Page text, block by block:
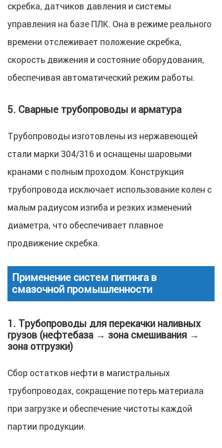
скребка, датчиков давления и системы
управления на базе ПЛК. Она в режиме реального
времени отслеживает положение скребка,
скорость движения и состояние оборудования,
обеспечивая автоматический режим работы.
5. Сварные трубопроводы и арматура
Трубопроводы изготовлены из нержавеющей
стали марки 304/316 и оснащены шаровыми
кранами с полным проходом. Конструкция
трубопровода исключает использование колен с
малым радиусом изгиба и резких изменений
диаметра, что обеспечивает плавное
продвижение скребка.
Применение систем пиггинга в
смазочной промышленности
1. Трубопроводы для перекачки наливных
грузов (нефтебаза → зона смешивания →
зона отгрузки)
Сбор остатков нефти в магистральных
трубопроводах, сокращение потерь материала
при загрузке и обеспечение чистоты каждой
партии продукции.